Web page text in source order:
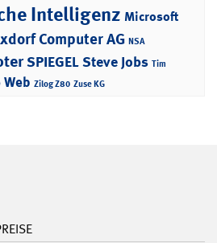
Intelligenz Microsoft
Computer AG NSA
SPIEGELSteve Jobs Tim
Zilog Z80 Zuse KG